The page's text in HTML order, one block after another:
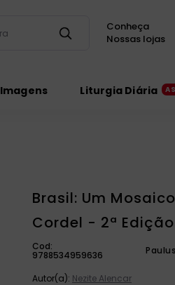
Conheça
Nossas lojas
Imagens Liturgia Diária
Brasil: Um
Cordel - 2ª Edição
Cod:
9788534959636
Autor(a): Nezite Alencar